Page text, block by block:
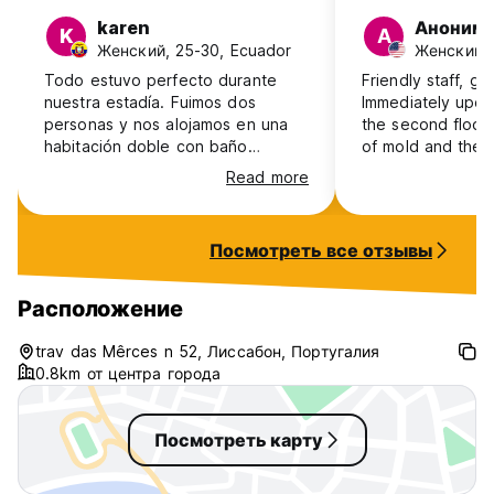
K karen
Женский, 25-30, Ecuador
Todo estuvo perfecto durante
nuestra estadía. Fuimos dos
personas y nos alojamos en una
habitación doble con baño
privado por dos noches y nos
encantó todo. Precisamente lo
necesario para el precio
recepción fueron muy amables
todo el tiempo y nos ayudaron
demasiado con nuestros
requerimientos sobre la estadía.
Totalmente recomendado.
Read more
А
Женский,
Friendly staff,
Immediately
the second floor
of mold and the
look filthy and
the sheets
Посмотреть все отзывы
Расположение
trav das Mêrces n 52, Лиссабон, Португалия
0.8km от центра города
Посмотреть карту